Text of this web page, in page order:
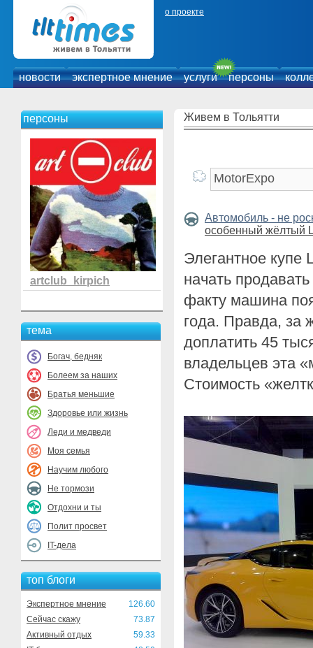
о проекте
новости экспертное мнение услуги персоны
персоны
artclub_kirpich
тема
Богач, бедняк
Болеем за наших
Братья меньшие
Здоровье или жизнь
Леди и медведи
Моя семья
Научим любого
Не тормози
Отдохни и ты
Полит просвет
IT-дела
топ блоги
Экспертное мнение
126.60
Сейчас скажу
73.87
Активный отдых
59.33
Живем в Тольятти
Автомобиль - не
особенный жёлтый
Элегантное купе
начать
факту машина
года. Правда, за
доплатить 45
владельцев эта
Стоимость